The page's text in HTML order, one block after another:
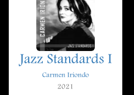
Jazz Standards I
Carmen Iriondo
2021